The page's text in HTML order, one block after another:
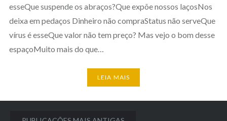
esseQue suspende os abraços?Que expõe nossos laçosNos
deixa em pedaços Dinheiro não compraStatus não serveQue
vírus é esseQue valor não tem preço? Mas vejo o bom desse
espaçoMuito mais do que…
LEIA MAIS